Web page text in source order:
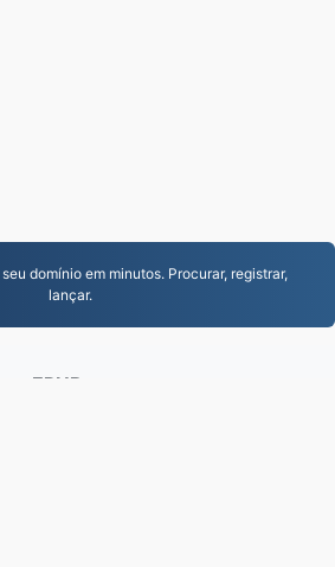
domínio em minutos. Procurar, registrar,
lançar.
EPUB.to